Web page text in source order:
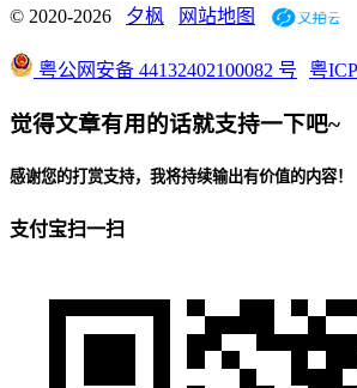
© 2020-2026 夕枫 网站地图
粤公网安备 44132402100082 号 粤
觉得文章有用的话就支持一下吧~
感谢您的打赏支持，我将持续输出有价值的内容！
支付宝扫一扫